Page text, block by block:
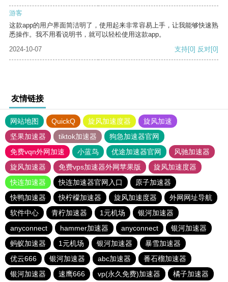
游客
这款app的用户界面简洁明了，使用起来非常容易上手，让我能够快速熟
悉操作。我不用看说明书，就可以轻松使用这款app。
2024-10-07
支持[0] 反对[0]
友情链接
网站地图 QuickQ 旋风加速度器
旋风加速
坚果加速器
tiktok加速器
狗急加速器官网
免费vqn外网加速
小蓝鸟 优途加速器官网
风驰加速器
旋风加速器
免费vps加速器外网苹果版
旋风加速度器
快连加速器
快连加速器官网入口
原子加速器
快鸭加速器
快柠檬加速器 旋风加速度器
外网网址导航
软件中心
青柠加速器 1元机场
银河加速器
anyconnect
hammer加速器 anyconnect
银河加速器
蚂蚁加速器
1元机场 银河加速器
暴雪加速器
优云666
银河加速器 abc加速器
番石榴加速器
银河加速器
速鹰666 vp(永久免费)加速器 橘子加速器